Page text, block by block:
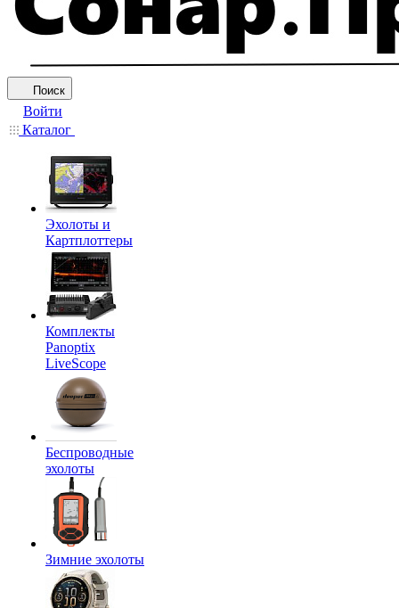
Поиск
Войти
Каталог
Эхолоты и
Картплоттеры
Комплекты
Panoptix
LiveScope
Беспроводные
эхолоты
Зимние эхолоты